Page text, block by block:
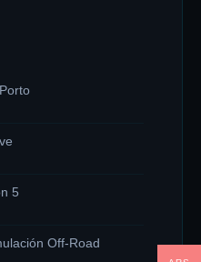
5
Off-Road